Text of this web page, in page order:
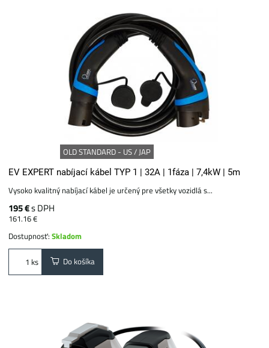
OLD STANDARD - US / JAP
EV EXPERT nabíjací kábel TYP 1 | 32A | 1fáza | 7,4kW | 5m
Vysoko kvalitný nabíjací kábel je určený pre všetky vozidlá s...
195 €s DPH
161.16 €
Dostupnosť:Skladom
ks Do košíka